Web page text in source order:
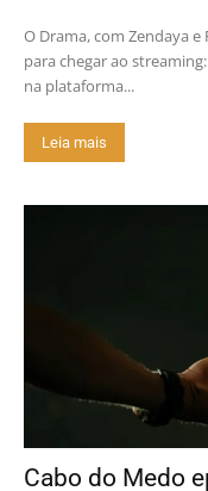
O Drama, com Zendaya
para chegar ao
na plataforma...
Leia mais
Cabo do Medo